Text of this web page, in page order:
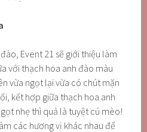
Event 21 sẽ giới thiệu làm
với thạch hoa anh đào màu
vừa ngọt lại vừa có chút mặn
kết hợp giữa thạch hoa anh
nhẹ thì quả là tuyệt cú mèo!
các hương vị khác nhau để